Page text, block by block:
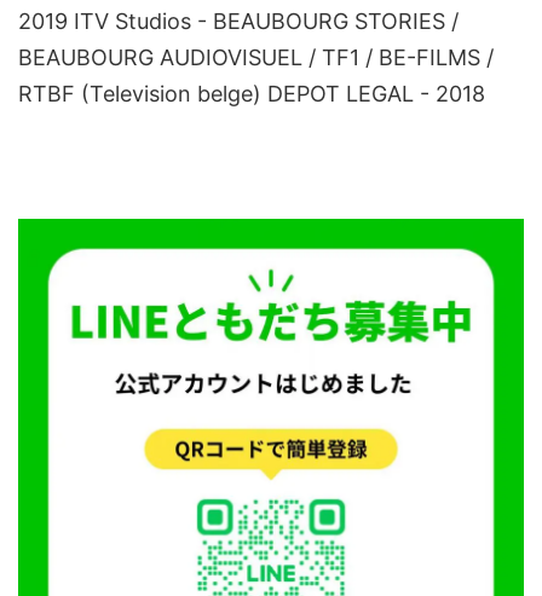
2019 ITV Studios - BEAUBOURG STORIES /
BEAUBOURG AUDIOVISUEL / TF1 / BE-FILMS /
RTBF (Television belge) DEPOT LEGAL - 2018